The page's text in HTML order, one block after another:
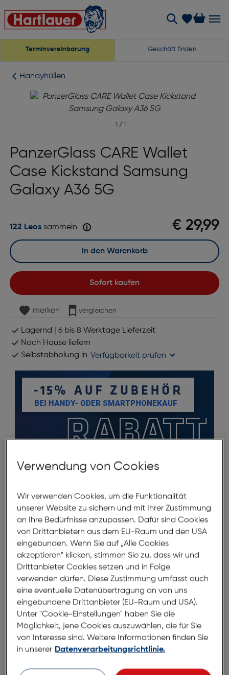
Terminvereinbarung Geschäft finden
Handyhüllen
1 / 1
PanzerGlass CARE Wallet
Case Kickstand Samsung
Galaxy A36 5G
€ 29,99
122 Leossammeln
Sofort kaufen
In den Warenkorb
merken vergleichen
Lagernd | 6 bis 8 Werktage Lieferzeit
Nach Hause liefern
Selbstabholung in Verfügbarkeit prüfen
Produktbeschreibung
PanzerGlass CARE Wallet Case
Kickstand Samsung Galaxy A36 5G
ArtNr.: 180013617
Dieses schlanke und dennoch robuste Portemonnaie
hat eine luxuriöse, lederähnliche Haptik.
Es ist eine stilvolle Kombination aus Schutz und
Bequemlichkeit, die du in deinen Händen hältst.
Dieses schicke, lässige Portemonnaie ist mehr als nur
ein Accessoire: Es lässt sich leicht öffnen und
schließen und ist mit tierfreundlichem veganem
Leder ummantelt, das sicheren Stauraum für eine
Verwendung von Cookies
Wir verwenden Cookies, um die Funktionalität
unserer Website zu sichern und mit Ihrer Zustimmung
an Ihre Bedürfnisse anzupassen. Dafür sind Cookies
von Drittanbietern aus dem EU-Raum und den USA
eingebunden. Wenn Sie auf „Alle Cookies
akzeptieren“ klicken, stimmen Sie zu, dass wir und
Drittanbieter Cookies setzen und in Folge
verwenden dürfen. Diese Zustimmung umfasst auch
eine eventuelle Datenübertragung an von uns
eingebundene Drittanbieter (EU-Raum und USA).
Unter "Cookie-Einstellungen" haben Sie die
Möglichkeit, jene Cookies auszuwählen, die für Sie
von Interesse sind. Weitere Informationen finden Sie
in unserer Datenverarbeitungsrichtlinie.